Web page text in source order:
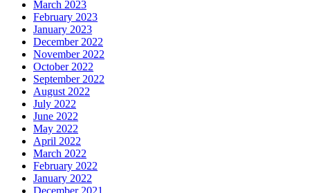
March 2023
February 2023
January 2023
December 2022
November 2022
October 2022
September 2022
August 2022
July 2022
June 2022
May 2022
April 2022
March 2022
February 2022
January 2022
December 2021